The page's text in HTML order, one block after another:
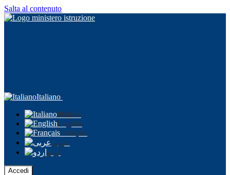
Salta al contenuto
Italiano
Italiano
English
Français
عربى
اردو
Accedi